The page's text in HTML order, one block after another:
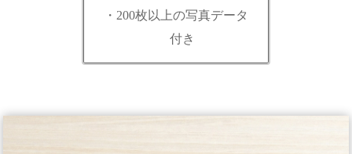
・200枚以上の写真データ
付き